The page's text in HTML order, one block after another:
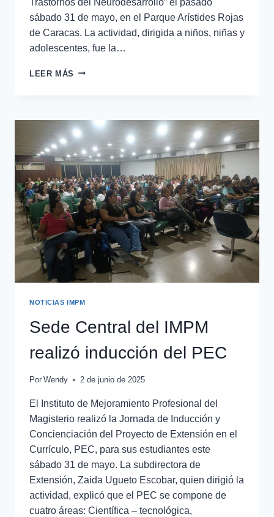
sábado 31 de mayo, en el Parque Arístides Rojas
de Caracas. La actividad, dirigida a niños, niñas y
adolescentes, fue la…
LEER MÁS
NOTICIAS IMPM
Sede Central del IMPM
realizó inducción del PEC
Por Wendy 2 de junio de 2025
El Instituto de Mejoramiento Profesional del
Magisterio realizó la Jornada de Inducción y
Concienciación del Proyecto de Extensión en el
Currículo, PEC, para sus estudiantes este
sábado 31 de mayo. La subdirectora de
Extensión, Zaida Ugueto Escobar, quien dirigió la
actividad, explicó que el PEC se compone de
cuatro áreas: Científica – tecnológica,